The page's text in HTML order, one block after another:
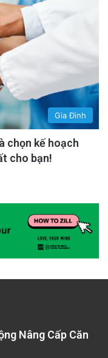
sự chú tâm mỗi
mình – yếu tố
hơn người.
‘Dark
Gia Đình
chọn kế hoạch
cho bạn!
Nâng Cấp Căn